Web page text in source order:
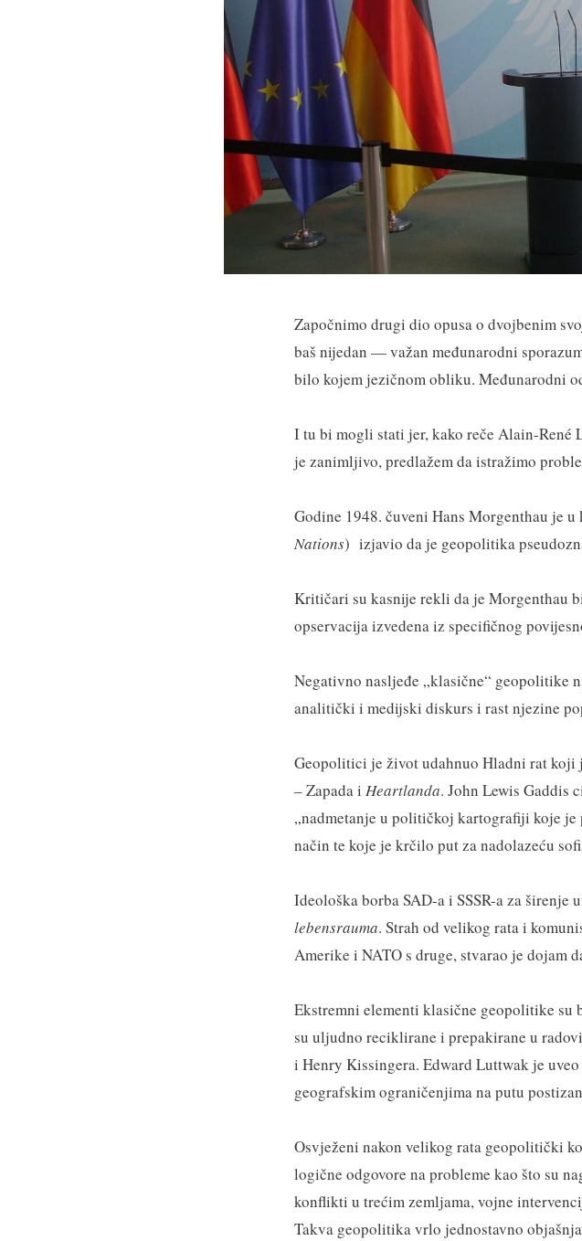
Započnimo drugi dio opusa o dvojbenim
baš nijedan — važan međunarodni
bilo kojem jezičnom obliku. Međunarodni
I tu bi mogli stati jer, kako reče Alain-René
je zanimljivo, predlažem da istražimo
Godine 1948. čuveni Hans Morgenthau je
Nations) izjavio da je geopolitika
Kritičari su kasnije rekli da je Morgenthau
opservacija izvedena iz specifičnog
Negativno nasljeđe „klasične“
analitički i medijski diskurs i rast njezine
Geopolitici je život udahnuo Hladni rat
– Zapada i Heartlanda. John Lewis Gaddis
„nadmetanje u političkoj kartografiji koje
način te koje je krčilo put za nadolazeću
Ideološka borba SAD-a i SSSR-a za
lebensrauma. Strah od velikog rata i
Amerike i NATO s druge, stvarao je dojam
Ekstremni elementi klasične geopolitike su
su uljudno reciklirane i prepakirane u
i Henry Kissingera. Edward Luttwak je
geografskim ograničenjima na putu
Osvježeni nakon velikog rata geopolitički
logične odgovore na probleme kao što su
konflikti u trećim zemljama, vojne
Takva geopolitika vrlo jednostavno